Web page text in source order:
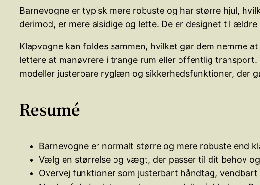
Barnevogne er typisk mere robuste og har større hjul,
derimod, er mere alsidige og lette. De er designet til
Klapvogne kan foldes sammen, hvilket gør dem nemme
lettere at manøvrere i trange rum eller offentlig
modeller justerbare ryglæn og sikkerhedsfunktioner, der
Resumé
Barnevogne er normalt større og mere robuste end
Vælg en størrelse og vægt, der passer til dit behov
Overvej funktioner som justerbart håndtag,